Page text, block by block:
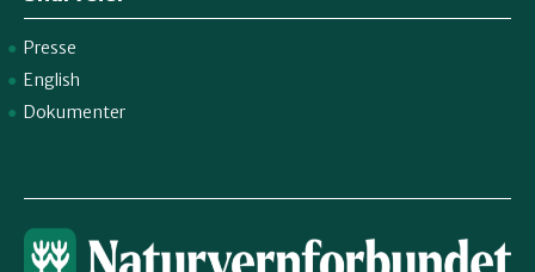
Presse
English
Dokumenter